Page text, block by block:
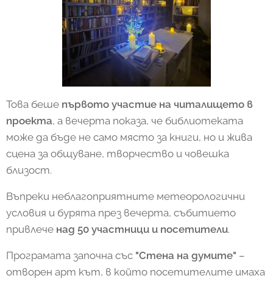
Това беше първото участие на читалището в
проекта, а вечерта показа, че библиотеката
може да бъде не само място за книги, но и жива
сцена за общуване, творчество и човешка
близост.
Въпреки неблагоприятните метеорологични
условия и бурята през вечерта, събитието
привлече над 50 участници и посетители.
Програмата започна със "Стена на думите" –
отворен арт кът, в който посетителите имаха